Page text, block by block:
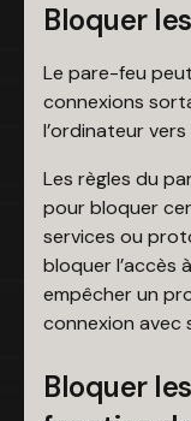
Bloquer
Le pare-feu
connexions
l’ordinateur vers
Les règles du
pour bloquer
services ou
bloquer l’accès
empêcher un
connexion avec
Bloquer